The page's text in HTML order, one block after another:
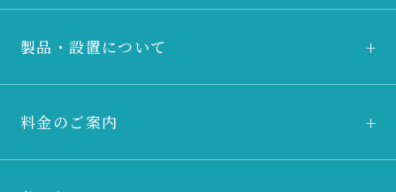
製品・設置について
料金のご案内